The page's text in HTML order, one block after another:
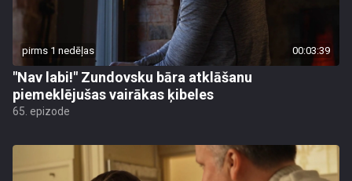
pirms 1 nedēļas 00:03:39
"Nav labi!" Zundovsku bāra atklāšanu
piemeklējušas vairākas ķibeles
65. epizode